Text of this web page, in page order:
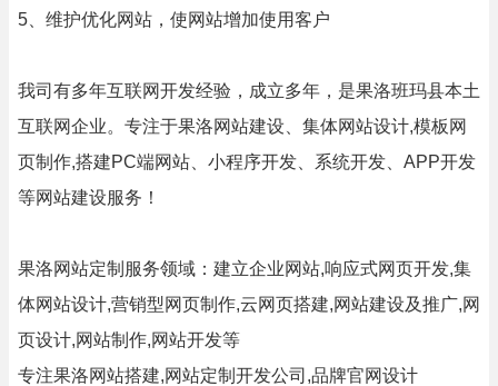
5、维护优化网站，使网站增加使用客户
我司有多年互联网开发经验，成立多年，是果洛班玛县本土
互联网企业。专注于果洛网站建设、集体网站设计,模板网
页制作,搭建PC端网站、小程序开发、系统开发、APP开发
等网站建设服务！
果洛网站定制服务领域：建立企业网站,响应式网页开发,集
体网站设计,营销型网页制作,云网页搭建,网站建设及推广,网
页设计,网站制作,网站开发等
专注果洛网站搭建,网站定制开发公司,品牌官网设计